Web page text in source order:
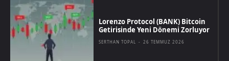
Lorenzo Protocol (BANK) Bitcoin
Getirisinde Yeni Dönemi Zorluyor
SERTHAN TOPAL - 26 TEMMUZ 2026